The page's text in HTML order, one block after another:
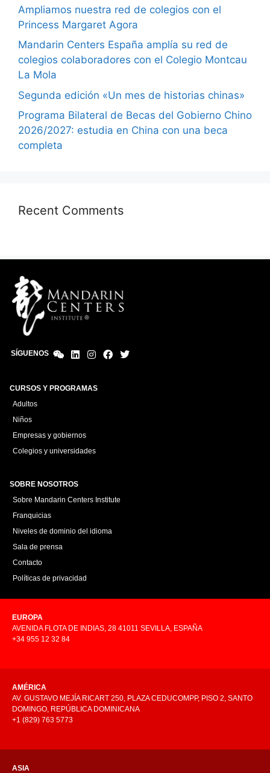
Ampliamos nuestra red de colegios con el
Princess Margaret Agora
Mandarin Centers España amplía su red de
colegios colaboradores con el Colegio Montcau
La Mola
Segunda edición «Un mes de historias chinas»
Programa Bilateral de Becas del Gobierno Chino
2026/2027: estudia en China con una beca
completa
Recent Comments
SÍGUENOS
CURSOS Y PROGRAMAS
Adultos
Niños
Empresas y gobiernos
Colegios y universidades
SOBRE NOSOTROS
Sobre Mandarin Centers Institute
Franquicias
Niveles de dominio del idioma
Sala de prensa
Contacto
Políticas de privacidad
EUROPA
AVENIDA FLOTA DE INDIAS, 28 41011 SEVILLA, ESPAÑA
+34 955 12 32 84
AMÉRICA
AV. GUSTAVO MEJÍA RICART 250, PLAZA CEDUCOMPP, PISO 2, SANTO
DOMINGO, REPÚBLICA DOMINICANA
+1 (829) 763 5773
ASIA